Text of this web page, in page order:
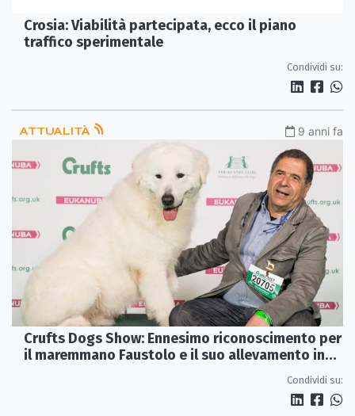
Crosia: Viabilità partecipata, ecco il piano
traffico sperimentale
Condividi su:
ATTUALITÀ 9 anni fa
Crufts Dogs Show: Ennesimo riconoscimento per
il maremmano Faustolo e il suo allevamento in
Condividi su: